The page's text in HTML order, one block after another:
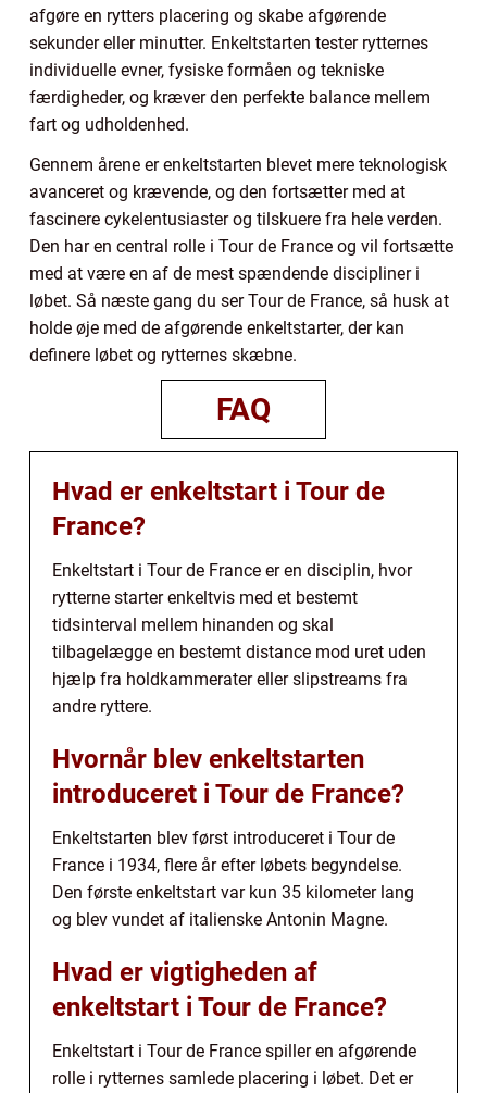
afgøre en rytters placering og skabe afgørende
sekunder eller minutter. Enkeltstarten tester rytternes
individuelle evner, fysiske formåen og tekniske
færdigheder, og kræver den perfekte balance mellem
fart og udholdenhed.
Gennem årene er enkeltstarten blevet mere teknologisk
avanceret og krævende, og den fortsætter med at
fascinere cykelentusiaster og tilskuere fra hele verden.
Den har en central rolle i Tour de France og vil fortsætte
med at være en af de mest spændende discipliner i
løbet. Så næste gang du ser Tour de France, så husk at
holde øje med de afgørende enkeltstarter, der kan
definere løbet og rytternes skæbne.
FAQ
Hvad er enkeltstart i Tour de
France?
Enkeltstart i Tour de France er en disciplin, hvor
rytterne starter enkeltvis med et bestemt
tidsinterval mellem hinanden og skal
tilbagelægge en bestemt distance mod uret uden
hjælp fra holdkammerater eller slipstreams fra
andre ryttere.
Hvornår blev enkeltstarten
introduceret i Tour de France?
Enkeltstarten blev først introduceret i Tour de
France i 1934, flere år efter løbets begyndelse.
Den første enkeltstart var kun 35 kilometer lang
og blev vundet af italienske Antonin Magne.
Hvad er vigtigheden af
enkeltstart i Tour de France?
Enkeltstart i Tour de France spiller en afgørende
rolle i rytternes samlede placering i løbet. Det er